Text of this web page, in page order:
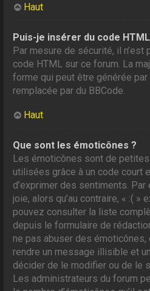
Haut
Puis-je insérer du code
Par mesure de sécurité, il n’est
code HTML sur ce forum. La
forme qui peut être générée
remplacée par du BBCode.
Haut
Que sont les émoticônes ?
Les émoticônes sont de
utilisées grâce à un code court
d’exprimer des sentiments. Par
joie, alors qu’au contraire, « :(
pouvez consulter la liste
depuis le formulaire de
ne pas abuser des
rendre un message illisible et
décider de le modifier ou de le
Les administrateurs du forum